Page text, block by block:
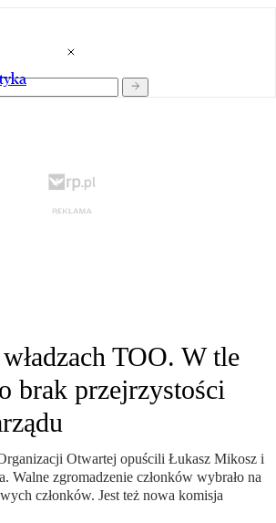
TOO. W tle
brak przejrzystości
Otwartej opuścili Łukasz Mikosz i
Walne zgromadzenie członków wybrało na
członków. Jest też nowa komisja